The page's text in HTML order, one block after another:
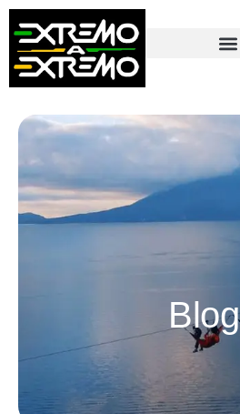
contenido
Blog